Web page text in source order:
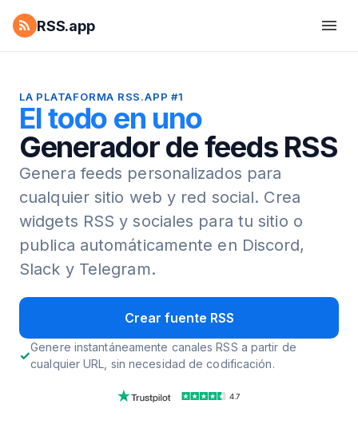
RSS.app
LA PLATAFORMA RSS.APP #1
El todo en uno
Generador de feeds RSS
Genera feeds personalizados para
cualquier sitio web y red social. Crea
widgets RSS y sociales para tu sitio o
publica automáticamente en Discord,
Slack y Telegram.
Crear fuente RSS
Genere instantáneamente canales RSS a partir de
cualquier URL, sin necesidad de codificación.
4.7